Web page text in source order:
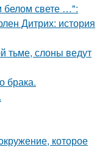
белом свете …":
Дитрих: история
тьме, слоны ведут
брака.
которое